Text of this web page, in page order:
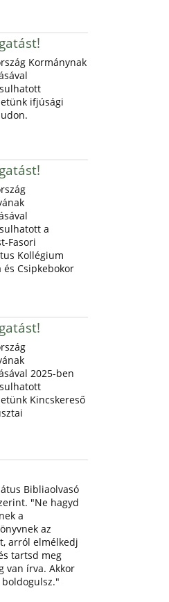
Kormánynak
ifjúsági
a
Fasori
Kollégium
és Csipkebokor
2025-ben
Kincskereső
Bibliaolvasó
"Ne hagyd
a
az
arról elmélkedj
tartsd meg
van írva. Akkor